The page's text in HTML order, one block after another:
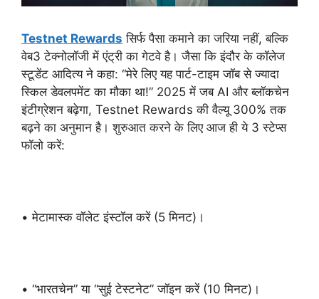
Testnet Rewards सिर्फ पैसा कमाने का जरिया नहीं, बल्कि
वेब3 टेक्नोलॉजी में एंट्री का गेटवे है। जैसा कि इंदौर के कॉलेज
स्टूडेंट आदित्य ने कहा: “मेरे लिए यह पार्ट-टाइम जॉब से ज्यादा
स्किल डेवलपमेंट का मौका था!” 2025 में जब AI और ब्लॉकचेन
इंटीग्रेशन बढ़ेगा, Testnet Rewards की वैल्यू 300% तक
बढ़ने का अनुमान है। शुरुआत करने के लिए आज ही ये 3 स्टेप्स
फॉलो करें:
• मेटामास्क वॉलेट इंस्टॉल करें (5 मिनट)।
• “भारतचेन” या “सुई टेस्टनेट” जॉइन करें (10 मिनट)।